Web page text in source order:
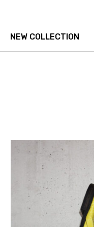
NEW COLLECTION